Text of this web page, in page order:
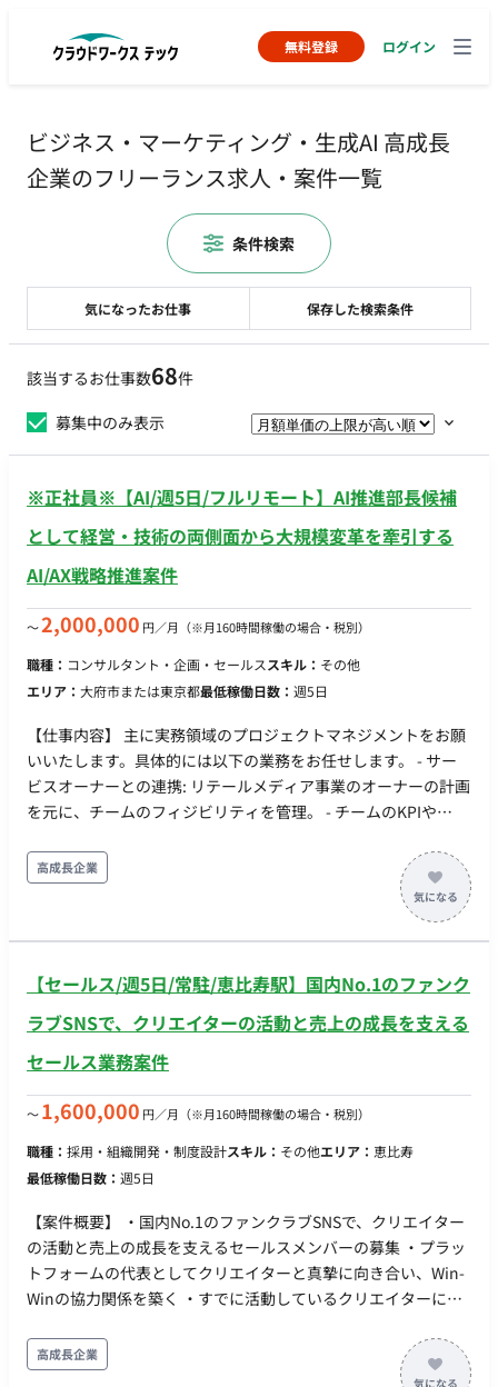
無料登録 ログイン
ビジネス・マーケティング・生成AI 高成長
企業のフリーランス求人・案件一覧
該当するお仕事数68件
募集中のみ表示
※正社員※【AI/週5日/フルリモート】AI推進部長候補
として経営・技術の両側面から大規模変革を牽引する
AI/AX戦略推進案件
〜2,000,000 円／月 （※月160時間稼働の場合・税別）
職種： コンサルタント・企画・セールススキル： その他
エリア： 大府市または東京都最低稼働日数： 週5日
【仕事内容】 主に実務領域のプロジェクトマネジメントをお願
いいたします。具体的には以下の業務をお任せします。 - サー
ビスオーナーとの連携: リテールメディア事業のオーナーの計画
を元に、チームのフィジビリティを管理。 - チームのKPIや
ための支援を行う。 - 各アカウントのKPI管理: 戦略/戦術から引
かれたKPIを達成するための阻害要因を解消し、施策を遂行す
る。 - ステークホルダーマネジメント: メーカーや代理店、社内
バイヤーとのコミュニケーションや要望の確認と対応。 - 契約/
支援: ステークホルダーとの定例／商談／レポート業務、及び社
内の会議体の設定とファシリテーション。 - 戦略層への成長戦
の、資料や報告内容の整理。
高成長企業
【セールス/週5日/常駐/恵比寿駅】国内No.1のファンク
ラブSNSで、クリエイターの活動と売上の成長を支える
セールス業務案件
〜1,600,000 円／月 （※月160時間稼働の場合・税別）
職種： 採用・組織開発・制度設計スキル： その他エリア： 恵比寿
最低稼働日数： 週5日
【案件概要】 ・国内No.1のファンクラブSNSで、クリエイター
の活動と売上の成長を支えるセールスメンバーの募集 ・プラッ
トフォームの代表としてクリエイターと真摯に向き合い、Win-
Winの協力関係を築く ・すでに活動しているクリエイターに
支援を行う ・まだ始めていないクリエイターには、自ら面談を
獲得し、活動する価値を提案し、活動開始までを支援する ・経
高成長企業
気になったお仕事 保存した検索条件
条件検索